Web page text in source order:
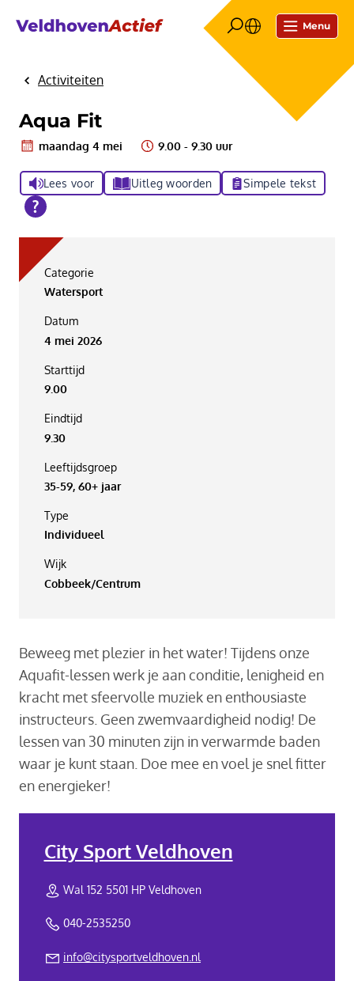
Menu
HomeActiviteiten
Aqua Fit
maandag 4 mei 9.00 - 9.30 uur
Lees voor Uitleg woorden Simpele tekst
Categorie
Watersport
Datum
4 mei 2026
Starttijd
9.00
Eindtijd
9.30
Leeftijdsgroep
35-59, 60+ jaar
Type
Individueel
Wijk
Cobbeek/Centrum
Beweeg met plezier in het water! Tijdens onze
Aquafit-lessen werk je aan conditie, lenigheid en
kracht met sfeervolle muziek en enthousiaste
instructeurs. Geen zwemvaardigheid nodig! De
lessen van 30 minuten zijn in verwarmde baden
waar je kunt staan. Doe mee en voel je snel fitter
en energieker!
City Sport Veldhoven
Wal 152 5501 HP Veldhoven
040-2535250
info@citysportveldhoven.nl